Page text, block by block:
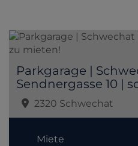
Parkgarage |
Sendnergasse 10 |
2320 Schwechat
Miete